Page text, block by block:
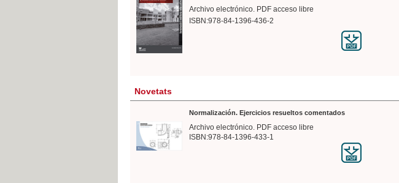
Archivo electrónico. PDF acceso libre
ISBN:978-84-1396-436-2
Novetats
Normalización. Ejercicios resueltos comentados
Archivo electrónico. PDF acceso libre
ISBN:978-84-1396-433-1